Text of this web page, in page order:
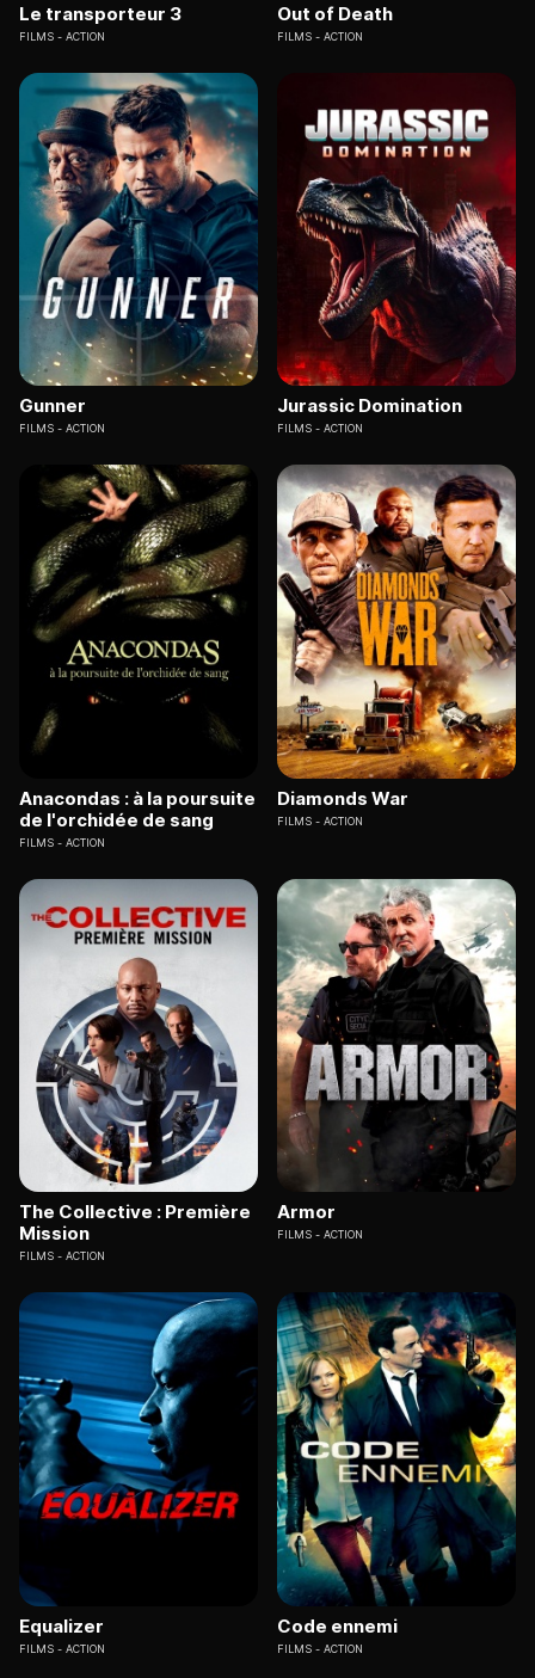
Le transporteur 3
FILMS ACTION
Out of Death
FILMS ACTION
Gunner
FILMS ACTION
Jurassic Domination
FILMS ACTION
Anacondas : à la poursuite
de l'orchidée de sang
FILMS ACTION
Diamonds War
FILMS ACTION
The Collective : Première
Mission
FILMS ACTION
Armor
FILMS ACTION
Equalizer
FILMS ACTION
Code ennemi
FILMS ACTION